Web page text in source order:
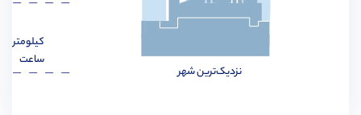
نزدیک‌ترین شهر
کیلومتر
ساعت